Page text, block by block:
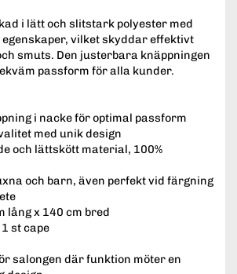
i lätt och slitstark polyester med
vilket skyddar effektivt
smuts. Den justerbara knäppningen
passform för alla kunder.
i nacke för optimal passform
med unik design
och lättskött material, 100%
och barn, även perfekt vid färgning
lång x 140 cm bred
st cape
salongen där funktion möter en